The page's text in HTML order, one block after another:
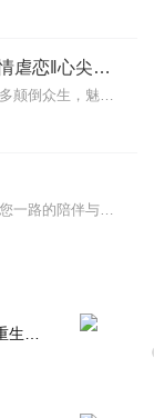
点更新
霍少独宠小娇妻‖霸道总裁‖痴情虐恋‖心尖儿宠
他是帝国司令，狂傲，霸气，长的有多颠倒众生，魅惑潋滟，心就有多冷漠强硬。婚前，她的第一次不知道被谁夺走了，逼不得已的补了一张。新婚当天，他看到水中的红色，诧异，...
幽默逗趣丨总裁甜宠丨精品双播感恩您一路的陪伴与支持……①直播：每晚9-12点互动【内容简介】一场车祸，她成了个傻子。还被大伯废物利用，嫁给死了九个老婆的江城鼎...